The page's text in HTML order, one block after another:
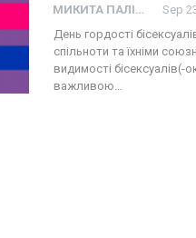
МИКИТА ПАЛІЙ Sep
День гордості
спільноти та їхніми
видимості бісексуалів(-
важливою…